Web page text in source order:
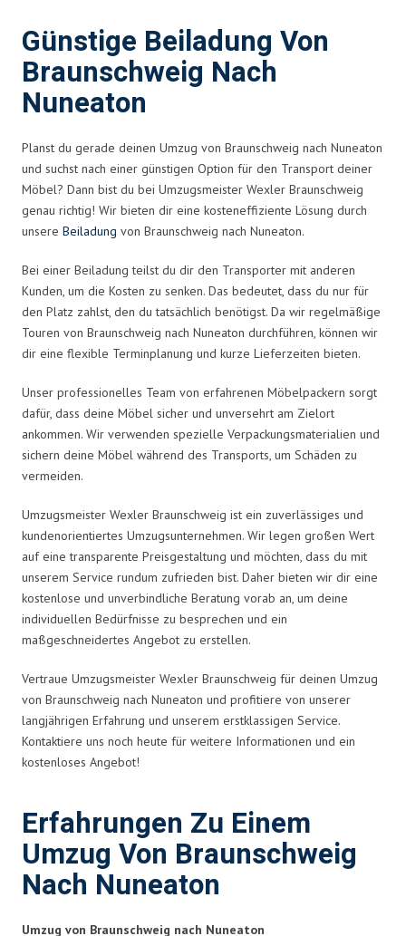
Günstige Beiladung Von
Braunschweig Nach
Nuneaton
Planst du gerade deinen Umzug von Braunschweig nach Nuneaton
und suchst nach einer günstigen Option für den Transport deiner
Möbel? Dann bist du bei Umzugsmeister Wexler Braunschweig
genau richtig! Wir bieten dir eine kosteneffiziente Lösung durch
unsere Beiladung von Braunschweig nach Nuneaton.
Bei einer Beiladung teilst du dir den Transporter mit anderen
Kunden, um die Kosten zu senken. Das bedeutet, dass du nur für
den Platz zahlst, den du tatsächlich benötigst. Da wir regelmäßige
Touren von Braunschweig nach Nuneaton durchführen, können wir
dir eine flexible Terminplanung und kurze Lieferzeiten bieten.
Unser professionelles Team von erfahrenen Möbelpackern sorgt
dafür, dass deine Möbel sicher und unversehrt am Zielort
ankommen. Wir verwenden spezielle Verpackungsmaterialien und
sichern deine Möbel während des Transports, um Schäden zu
vermeiden.
Umzugsmeister Wexler Braunschweig ist ein zuverlässiges und
kundenorientiertes Umzugsunternehmen. Wir legen großen Wert
auf eine transparente Preisgestaltung und möchten, dass du mit
unserem Service rundum zufrieden bist. Daher bieten wir dir eine
kostenlose und unverbindliche Beratung vorab an, um deine
individuellen Bedürfnisse zu besprechen und ein
maßgeschneidertes Angebot zu erstellen.
Vertraue Umzugsmeister Wexler Braunschweig für deinen Umzug
von Braunschweig nach Nuneaton und profitiere von unserer
langjährigen Erfahrung und unserem erstklassigen Service.
Kontaktiere uns noch heute für weitere Informationen und ein
kostenloses Angebot!
Erfahrungen Zu Einem
Umzug Von Braunschweig
Nach Nuneaton
Umzug von Braunschweig nach Nuneaton